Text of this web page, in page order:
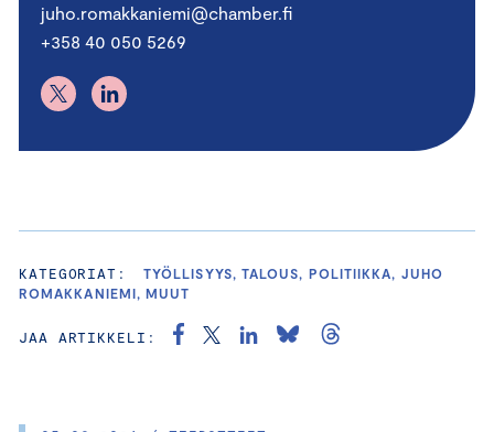
juho.romakkaniemi@chamber.fi
+358 40 050 5269
KATEGORIAT:
TYÖLLISYYS, TALOUS, POLITIIKKA, JUHO
ROMAKKANIEMI, MUUT
JAA ARTIKKELI: